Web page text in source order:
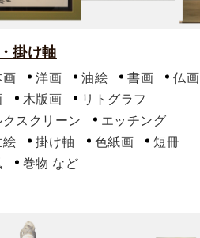
掛け軸
画 洋画 油絵 書画
仏画
木版画
リトグラフ
クスクリーン
エッチング
掛け軸 色紙画
短冊
巻物